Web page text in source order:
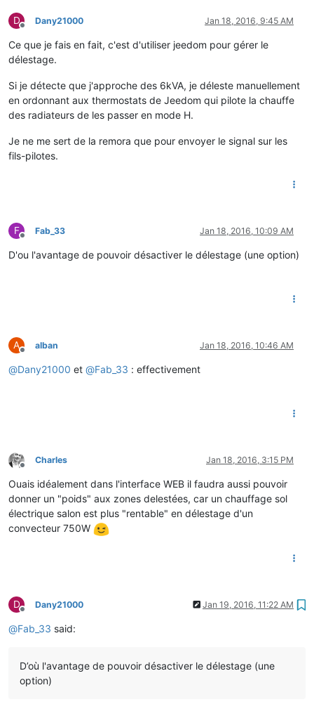
D
Offline
Dany21000 Jan 18, 2016, 9:45 AM
Ce que je fais en fait, c'est d'utiliser jeedom pour gérer le
délestage.
Si je détecte que j'approche des 6kVA, je déleste manuellement
en ordonnant aux thermostats de Jeedom qui pilote la chauffe
des radiateurs de les passer en mode H.
Je ne me sert de la remora que pour envoyer le signal sur les
fils-pilotes.
F
Offline
Fab_33 Jan 18, 2016, 10:09 AM
D'ou l'avantage de pouvoir désactiver le délestage (une option)
A
Offline
alban Jan 18, 2016, 10:46 AM
@Dany21000 et @Fab_33 : effectivement
Offline
Charles Jan 18, 2016, 3:15 PM
Ouais idéalement dans l'interface WEB il faudra aussi pouvoir
donner un "poids" aux zones delestées, car un chauffage sol
électrique salon est plus "rentable" en délestage d'un
convecteur 750W
D
Offline
Dany21000 Jan 19, 2016, 11:22 AM
@Fab_33 said:
D’où l'avantage de pouvoir désactiver le délestage (une
option)